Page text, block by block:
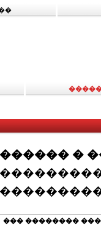
������ �
��� ��������